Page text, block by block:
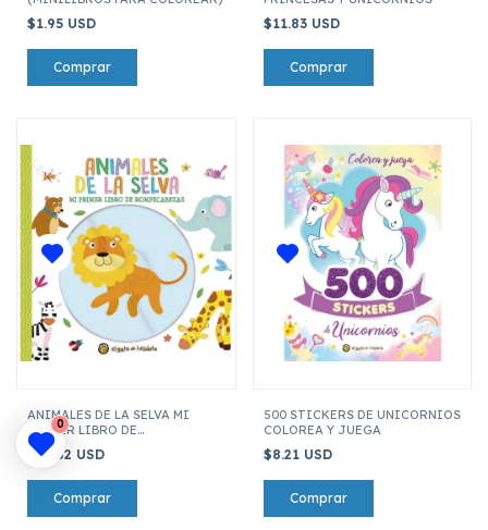
$1.95 USD $11.83 USD
ANIMALES DE LA SELVA MI
PRIMER LIBRO DE
ROMPECABEZAS
$14.82 USD
500 STICKERS DE UNICORNIOS
COLOREA Y JUEGA
$8.21 USD
0